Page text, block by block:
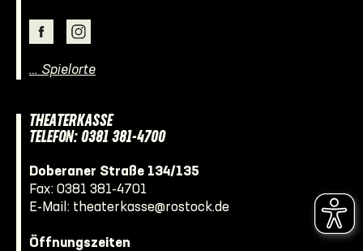
… Spielorte
THEATERKASSE
TELEFON: 0381 381-4700
Doberaner Straße 134/135
Fax: 0381 381-4701
E-Mail: theaterkasse@rostock.de
Öffnungszeiten